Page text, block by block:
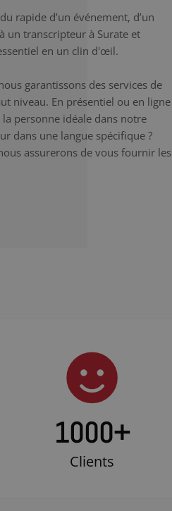
rapide d’un événement, d’un
un transcripteur à Surate et
en un clin d'œil.
garantissons des services de
niveau. En présentiel ou en ligne
personne idéale dans notre
dans une langue spécifique ?
assurerons de vous fournir les
1000+
Clients